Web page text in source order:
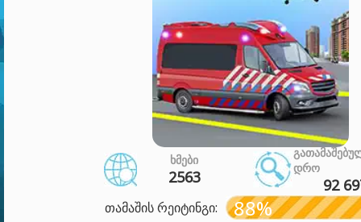
ᲮᲛᲔᲑᲘ
2563
ᲓᲠᲝ
92
თამაშის რეიტინგი: 88%